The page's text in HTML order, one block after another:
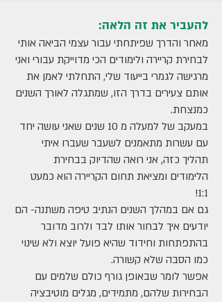
להעביר את זה הלאה:
מאחר והדרך שפיתחתי עבור עצמי הביאה אותי
לבחירת קריירה ולימודים הכי מדוייקת עבורי ואני
מרגישה לגמרי בייעוד שלי, התחלתי לאמן את
אותם צעירים בדרך הזו, שמתגלה לאורך השנים
כמנצחת.
במעקב של למעלה מ 10 שנים שאני עושה יחד
עם עשרות מתאמנים לשעבר שעברו איתי
תהליך כזה, אני רואה שהדיוק בבחירת
הלימודים ומציאת תחום הקריירה הוא כמעט
1:1!
גם אם במהלך השנים הנתיב טיפה משתנה- הם
יודעים איך לבחור אותו לבד ולרוב מדובר
בהתפתחות וחידוד שהיא פועל יוצא ולא שינוי
כמו הסבה שלא קשורה.
אפשר לומר שבאופן גורף כולם שלמים עם
הבחירות שלהם, מתמידים, מגלים מוטיבציה